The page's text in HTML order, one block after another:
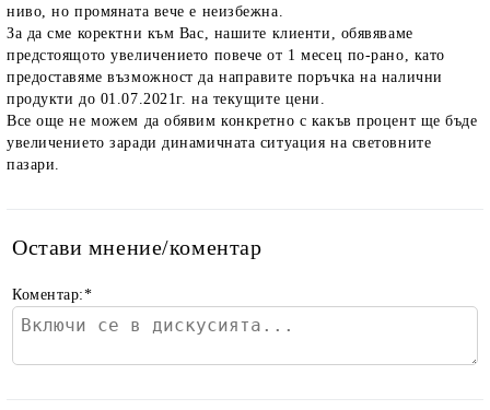
ниво, но промяната вече е неизбежна.
За да сме коректни към Вас, нашите клиенти, обявяваме
предстоящото увеличението повече от 1 месец по-рано, като
предоставяме възможност да направите поръчка на налични
продукти до 01.07.2021г. на текущите цени.
Все още не можем да обявим конкретно с какъв процент ще бъде
увеличението заради динамичната ситуация на световните
пазари.
Остави мнение/коментар
Коментар:*